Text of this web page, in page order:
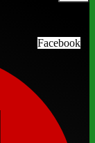
Facebook